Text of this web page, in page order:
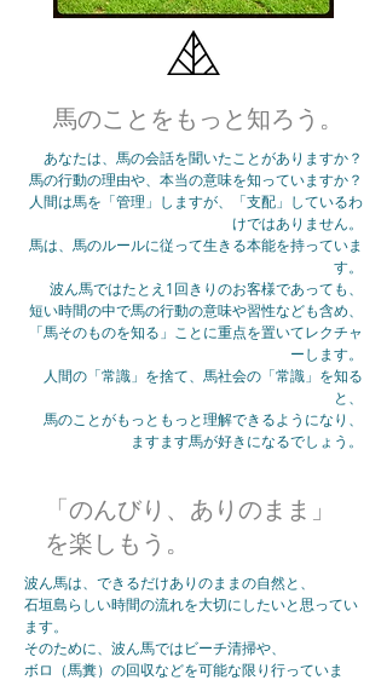
馬のことをもっと知ろう。
あなたは、馬の会話を聞いたことがありますか？
馬の行動の理由や、本当の意味を知っていますか？
人間は馬を「管理」しますが、「支配」しているわ
けではありません。
馬は、馬のルールに従って生きる本能を持っていま
す。
波ん馬ではたとえ1回きりのお客様であっても、
短い時間の中で馬の行動の意味や習性なども含め、
「馬そのものを知る」ことに重点を置いてレクチャ
ーします。
人間の「常識」を捨て、馬社会の「常識」を知る
と、
馬のことがもっともっと理解できるようになり、
ますます馬が好きになるでしょう。
「のんびり、ありのまま」
を楽しもう。
波ん馬は、できるだけありのままの自然と、
石垣島らしい時間の流れを大切にしたいと思ってい
ます。
そのために、波ん馬ではビーチ清掃や、
ボロ（馬糞）の回収などを可能な限り行っていま